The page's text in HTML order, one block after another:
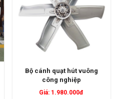
Bộ cánh quạt hút vuông
công nghiệp
Giá: 1.980.000đ